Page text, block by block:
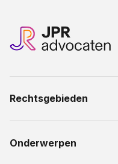
Rechtsgebieden
Onderwerpen